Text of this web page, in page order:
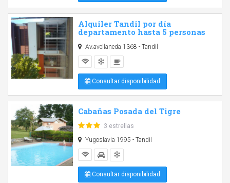
Alquiler Tandil por día
departamento hasta 5 personas
Av.avellaneda 1368 - Tandil
Consultar disponibilidad
Cabañas Posada del Tigre
3 estrellas
Yugoslavia 1995 - Tandil
Consultar disponibilidad